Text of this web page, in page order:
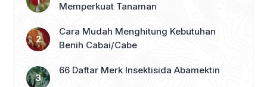
Memperkuat Tanaman
Cara Mudah Menghitung Kebutuhan
Benih Cabai/Cabe
66 Daftar Merk Insektisida Abamektin